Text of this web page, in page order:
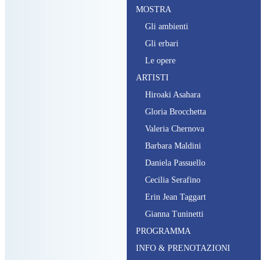
MOSTRA
Gli ambienti
Gli erbari
Le opere
ARTISTI
Hiroaki Asahara
Gloria Brocchetta
Valeria Chernova
Barbara Maldini
Daniela Passuello
Cecilia Serafino
Erin Jean Taggart
Gianna Tuninetti
PROGRAMMA
INFO & PRENOTAZIONI